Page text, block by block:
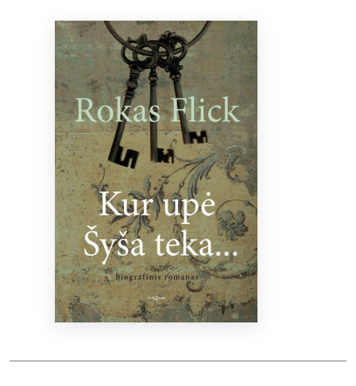
Naujienos
Bibliotekoms
+370 667 80 541
info@elvislab.lt